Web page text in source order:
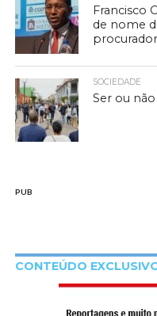
Francisco
de nome
SOCIEDADE
Ser ou
PUB
CONTEÚDO